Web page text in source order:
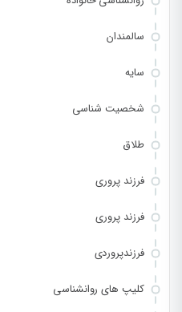
سالمندان
سایه
شخصیت شناسی
طلاق
فرزند پروری
فرزند پروری
فرزندپروردی
کلیپ های روانشناسی